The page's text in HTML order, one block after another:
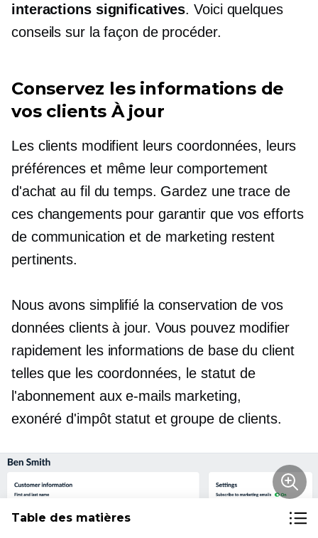
interactions significatives. Voici quelques
conseils sur la façon de procéder.
Conservez les informations de
vos clients À jour
Les clients modifient leurs coordonnées, leurs
préférences et même leur comportement
d'achat au fil du temps. Gardez une trace de
ces changements pour garantir que vos efforts
de communication et de marketing restent
pertinents.
Nous avons simplifié la conservation de vos
données clientsà jour. Vous pouvez modifier
rapidement les informations de base du client
telles que les coordonnées, le statut de
l'abonnement aux e-mails marketing,
exonéré d'impôtstatut et groupe de clients.
Table des matières